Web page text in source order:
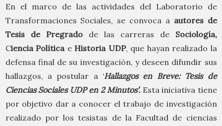
En el marco de las actividades del Laboratorio de
Transformaciones Sociales, se convoca a autores de
Tesis de Pregradode las carreras deSociología,
Ciencia Políticae Historia UDP, que hayan realizado la
defensa final de su investigación, y deseen difundir sus
hallazgos, a postular a ‘Hallazgos en Breve: Tesis de
Ciencias Sociales UDP en 2 Minutos’. Esta iniciativa tiene
por objetivo dar a conocer el trabajo de investigación
realizado por los tesistas de la Facultad de ciencias